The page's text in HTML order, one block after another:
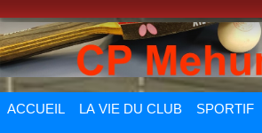
ACCUEIL LA VIE DU CLUB SPORTIF